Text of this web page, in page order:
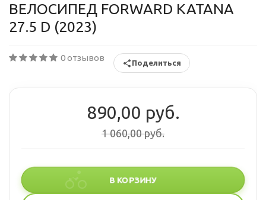
ВЕЛОСИПЕД FORWARD KATANA
27.5 D (2023)
0 отзывов Поделиться
890,00 руб.
1 060,00 руб.
В КОРЗИНУ